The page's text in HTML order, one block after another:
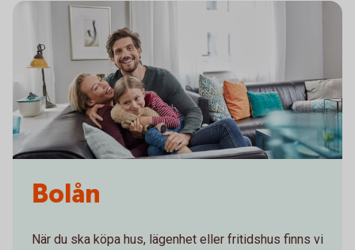
Bolån
När du ska köpa hus, lägenhet eller fritidshus finns vi